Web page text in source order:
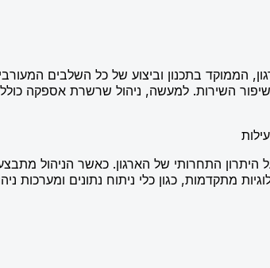
הממוקד בתכנון וביצוע של כל השלבים
השירות. למעשה, ניהול שרשרת אספקה
היתרון התחרותי של הארגון. כאשר הניהול
מתקדמות, כגון כלי ניתוח נתונים